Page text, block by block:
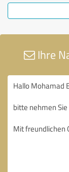
Ihre